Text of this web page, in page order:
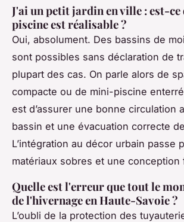
J'ai un petit jardin en ville : est-
piscine est réalisable ?
Oui, absolument. Des bassins de
sont possibles sans déclaration de
plupart des cas. On parle alors de
compacte ou de mini-piscine
est d’assurer une bonne circulation
bassin et une évacuation correcte de
L’intégration au décor urbain passe
matériaux sobres et une conception
Quelle est l'erreur que tout le
de l'hivernage en Haute-Savoie ?
L’oubli de la protection des